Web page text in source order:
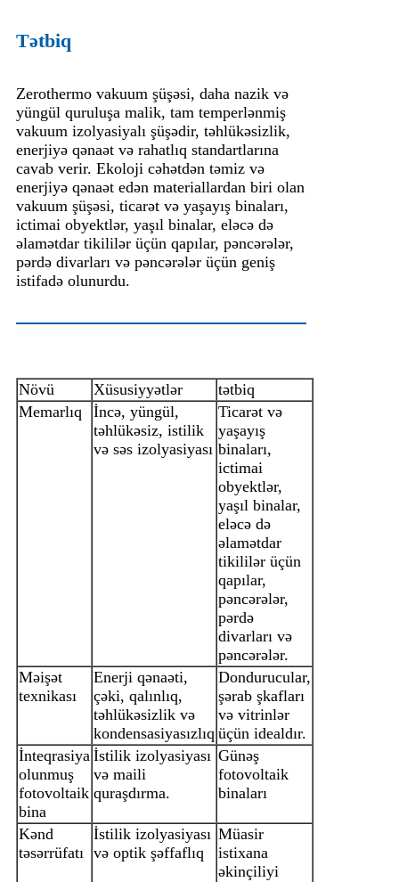
Tətbiq
Zerothermo vakuum şüşəsi, daha nazik və
yüngül quruluşa malik, tam temperlənmiş
vakuum izolyasiyalı şüşədir, təhlükəsizlik,
enerjiyə qənaət və rahatlıq standartlarına
cavab verir. Ekoloji cəhətdən təmiz və
enerjiyə qənaət edən materiallardan biri olan
vakuum şüşəsi, ticarət və yaşayış binaları,
ictimai obyektlər, yaşıl binalar, eləcə də
əlamətdar tikililər üçün qapılar, pəncərələr,
pərdə divarları və pəncərələr üçün geniş
istifadə olunurdu.
Növü Xüsusiyyətlər
tətbiq
Memarlıq
İncə, yüngül,
təhlükəsiz, istilik
və səs izolyasiyası
Ticarət və
yaşayış
binaları,
ictimai
obyektlər,
yaşıl binalar,
eləcə də
əlamətdar
tikililər üçün
qapılar,
pəncərələr,
pərdə
divarları və
pəncərələr.
Məişət
texnikası
Enerji qənaəti,
çəki, qalınlıq,
təhlükəsizlik və
kondensasiyasızlıq
Dondurucular,
şərab şkafları
və vitrinlər
üçün idealdır.
İnteqrasiya
olunmuş
fotovoltaik
bina
İstilik izolyasiyası
və maili
quraşdırma.
Günəş
fotovoltaik
binaları
Kənd
təsərrüfatı
İstilik izolyasiyası
və optik şəffaflıq
Müasir
istixana
əkinçiliyi